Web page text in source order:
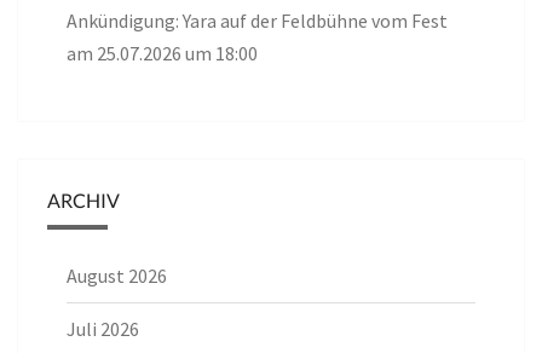
Ankündigung: Yara auf der Feldbühne vom Fest
am 25.07.2026 um 18:00
ARCHIV
August 2026
Juli 2026